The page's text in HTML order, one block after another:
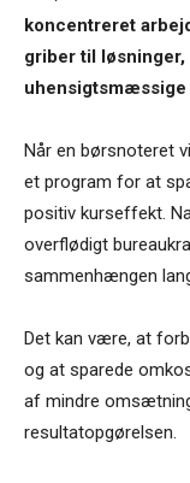
koncentreret
griber til
uhensigtsmæssige
Når en børsnoteret
et program for at
positiv kurseffekt.
overflødigt
sammenhængen
Det kan være, at
og at sparede
af mindre
resultatopgørelsen.